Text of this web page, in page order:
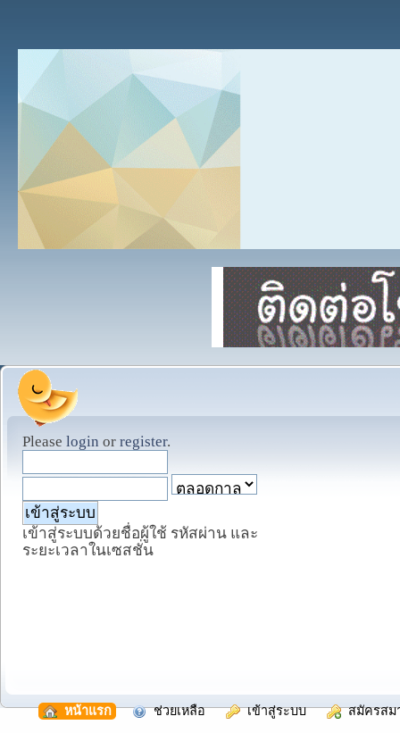
Please login or register.
เข้าสู่ระบบด้วยชื่อผู้ใช้ รหัสผ่าน และ
ระยะเวลาในเซสชั่น
หน้าแรก ช่วยเหลือ เข้าสู่ระบบ สมัครสม